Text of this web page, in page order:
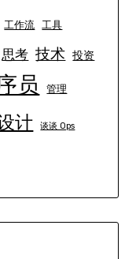
工作流 工具
思考 技术 投资
员 管理
计 谈谈 Ops